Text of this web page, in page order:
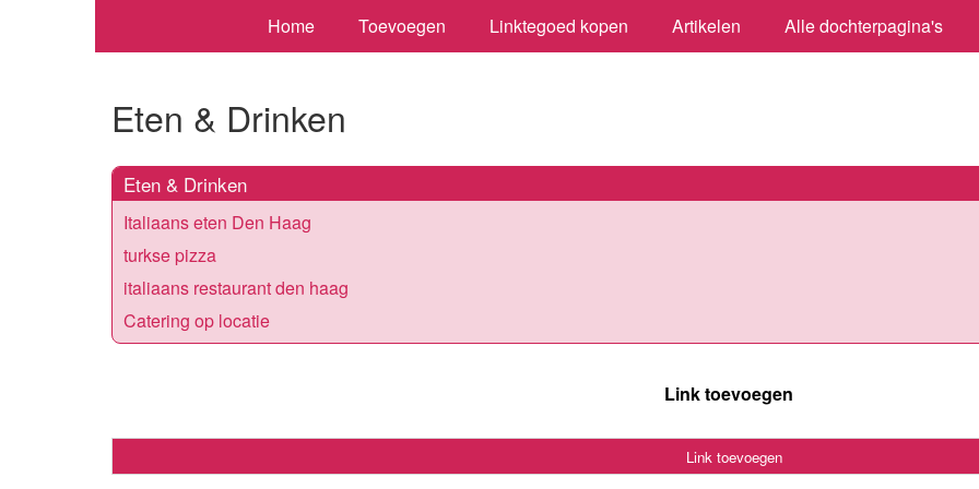
Home Toevoegen Linktegoed kopen Artikelen Alle dochterpagina's
Eten & Drinken
Eten & Drinken
Italiaans eten Den Haag
turkse pizza
italiaans restaurant den haag
Catering op locatie
Link toevoegen
Link toevoegen